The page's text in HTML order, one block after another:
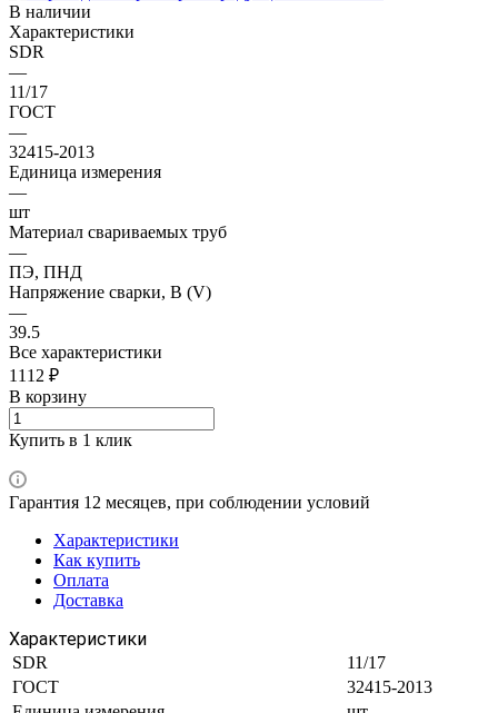
В наличии
Характеристики
SDR
—
11/17
ГОСТ
—
32415-2013
Единица измерения
—
шт
Материал свариваемых труб
—
ПЭ, ПНД
Напряжение сварки, В (V)
—
39.5
Все характеристики
1112 ₽
В корзину
Купить в 1 клик
Гарантия 12 месяцев, при соблюдении условий
Характеристики
Как купить
Оплата
Доставка
Характеристики
SDR
11/17
ГОСТ
32415-2013